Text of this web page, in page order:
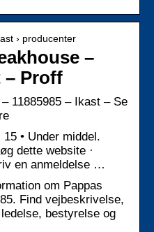
› producenter
–
– Proff
11885985 – Ikast – Se
• Under middel.
dette website ·
en anmeldelse …
om Pappas
Find vejbeskrivelse,
bestyrelse og